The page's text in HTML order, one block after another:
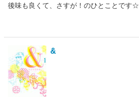
後味も良くて、さすが！のひとことです☆
&